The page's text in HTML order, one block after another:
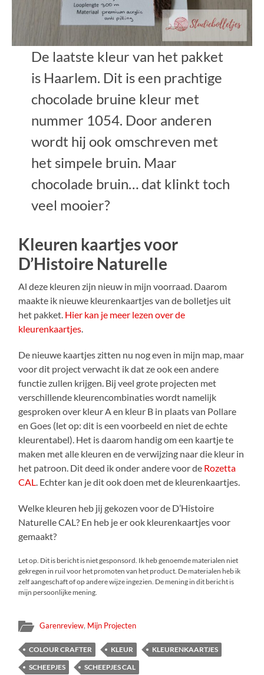
De laatste kleur van het pakket
is Haarlem. Dit is een prachtige
chocolade bruine kleur met
nummer 1054. Door anderen
wordt hij ook omschreven met
het simpele bruin. Maar
chocolade bruin… dat klinkt toch
veel mooier?
Kleuren kaartjes voor
D’Histoire Naturelle
Al deze kleuren zijn nieuw in mijn voorraad. Daarom
maakte ik nieuwe kleurenkaartjes van de bolletjes uit
het pakket. Hier kan je meer lezen over de
kleurenkaartjes.
De nieuwe kaartjes zitten nu nog even in mijn map, maar
voor dit project verwacht ik dat ze ook een andere
functie zullen krijgen. Bij veel grote projecten met
verschillende kleurencombinaties wordt namelijk
gesproken over kleur A en kleur B in plaats van Pollare
en Goes (let op: dit is een voorbeeld en niet de echte
kleurentabel). Het is daarom handig om een kaartje te
maken met alle kleuren en de verwijzing naar die kleur in
het patroon. Dit deed ik onder andere voor de Rozetta
CAL. Echter kan je dit ook doen met de kleurenkaartjes.
Welke kleuren heb jij gekozen voor de D’Histoire
Naturelle CAL? En heb je er ook kleurenkaartjes voor
gemaakt?
Let op. Dit is bericht is niet gesponsord. Ik heb genoemde materialen niet
gekregen in ruil voor het promoten van het product. De materialen heb ik
zelf aangeschaft of op andere wijze ingezien. De mening in dit bericht is
mijn persoonlijke mening.
Garenreview, Mijn Projecten
COLOUR CRAFTER KLEUR
KLEURENKAARTJES
SCHEEPJES
SCHEEPJES CAL